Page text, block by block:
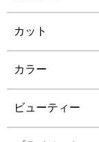
カット
カラー
ビューティー